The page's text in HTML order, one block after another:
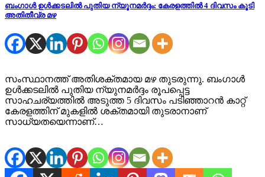
ബംഗാള്‍ ഉള്‍ക്കടലിൽ പുതിയ ന്യൂനമര്‍ദ്ദം: കേരളത്തിൽ 4 ദിവസം കൂടി
അതിതീവ്ര മഴ
സംസ്ഥാനത്ത് അതിശക്തമായ മഴ തുടരുന്നു. ബംഗാൾ
ഉൾക്കടലിൽ പുതിയ ന്യുനമർദ്ദം രൂപപ്പെട്ട
സാഹചര്യത്തില്‍ അടുത്ത 5 ദിവസം പടിഞ്ഞാറൻ കാറ്റ്
കേരളത്തിന് മുകളിൽ ശക്തമായി തുടരാനാണ്
സാധ്യതയെന്നാണ്…